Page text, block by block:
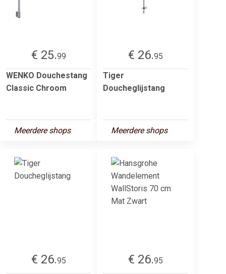
€ 25.99
WENKO Douchestang
Classic Chroom
Meerdere shops
€ 26.95
Tiger
Doucheglijstang
Meerdere shops
€ 26.95
€ 26.95